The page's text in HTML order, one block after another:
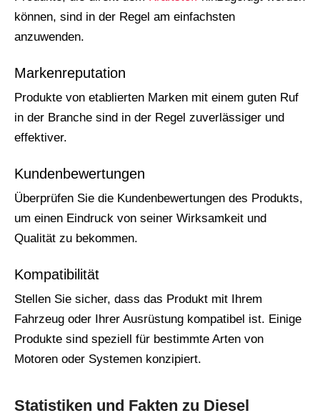
können, sind in der Regel am einfachsten
anzuwenden.
Markenreputation
Produkte von etablierten Marken mit einem guten Ruf
in der Branche sind in der Regel zuverlässiger und
effektiver.
Kundenbewertungen
Überprüfen Sie die Kundenbewertungen des Produkts,
um einen Eindruck von seiner Wirksamkeit und
Qualität zu bekommen.
Kompatibilität
Stellen Sie sicher, dass das Produkt mit Ihrem
Fahrzeug oder Ihrer Ausrüstung kompatibel ist. Einige
Produkte sind speziell für bestimmte Arten von
Motoren oder Systemen konzipiert.
Statistiken und Fakten zu Diesel